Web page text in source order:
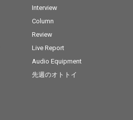
Interview
Column
Review
Live Report
Audio Equipment
先週のオトトイ